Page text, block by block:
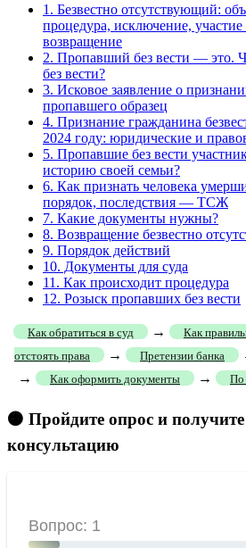
1. Безвестно отсутствующий:
процедура, исключение,
возвращение
2. Пропавший без вести — это.
без вести?
3. Исковое заявление о
пропавшего образец
4. Признание гражданина
2024 году: юридические и
5. Пропавшие без вести
историю своей семьи?
6. Как признать человека
порядок, последствия — ТСЖ
7. Какие документы нужны?
8. Возвращение безвестно
9. Порядок действий
10. Документы для суда
11. Как происходит процедура
12. Розыск пропавших без вести
Как обратиться в суд → Как
отстоять права
→ Претензии банка
→ Как оформить документы → По
🟠 Пройдите опрос и
консультацию